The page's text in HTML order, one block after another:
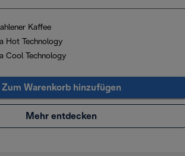
Kaffee
Hot Technology
Cool Technology
Zum Warenkorb hinzufügen
Mehr entdecken